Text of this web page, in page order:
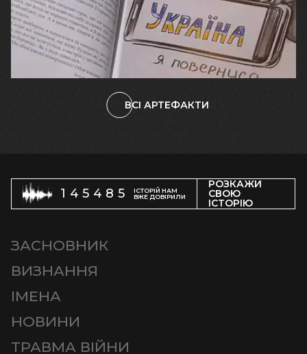
19.06.2025
Володимир Ребров
Малюнки як літопис війни від митця
Володимира Реброва
ВСІ АРТЕФАКТИ
145485
ІСТОРІЙ НАМ
ВЖЕ ДОВІРИЛИ
РОЗКАЖИ
СВОЮ
ІСТОРІЮ
ЗАСНОВНИК
ВИЗНАННЯ
ІМЕНА
НОВИНИ
ТРАВМА ВІЙНИ